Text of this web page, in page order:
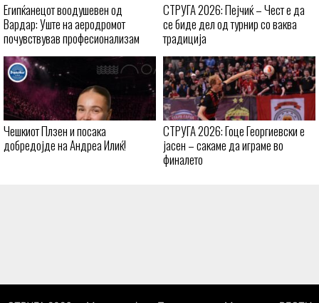
Египќанецот воодушевен од
Вардар: Уште на аеродромот
почувствував професионализам
СТРУГА 2026: Пејчиќ – Чест е да
се биде дел од турнир со ваква
традиција
Чешкиот Плзен и посака
добредојде на Андреа Илиќ!
СТРУГА 2026: Гоце Георгиевски е
јасен – сакаме да играме во
финалето